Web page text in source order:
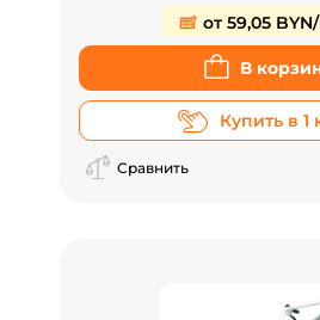
от 59,05
В
Купить в 1
Сравнить